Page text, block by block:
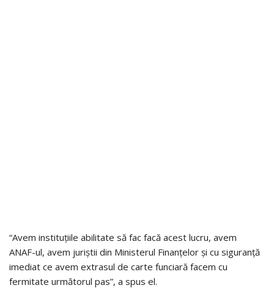
“Avem instituțiile abilitate să fac facă acest lucru, avem
ANAF-ul, avem juriștii din Ministerul Finanțelor și cu siguranță
imediat ce avem extrasul de carte funciară facem cu
fermitate următorul pas”, a spus el.